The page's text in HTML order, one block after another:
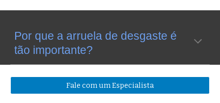
Por que a arruela de desgaste é
tão importante?
Fale com um Especialista